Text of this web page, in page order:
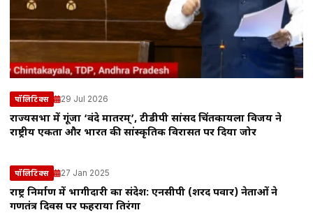
पॉलिटिक्स 29 Jul 2026
राज्यसभा में गूंजा ‘वंदे मातरम्’, टीडीपी सांसद चिंतकायला विजय ने
राष्ट्रीय एकता और भारत की सांस्कृतिक विरासत पर दिया जोर
पॉलिटिक्स 27 Jan 2025
राष्ट्र निर्माण में भागीदारी का संदेश: एनसीपी (शरद पवार) नेताओं ने
गणतंत्र दिवस पर फहराया तिरंगा